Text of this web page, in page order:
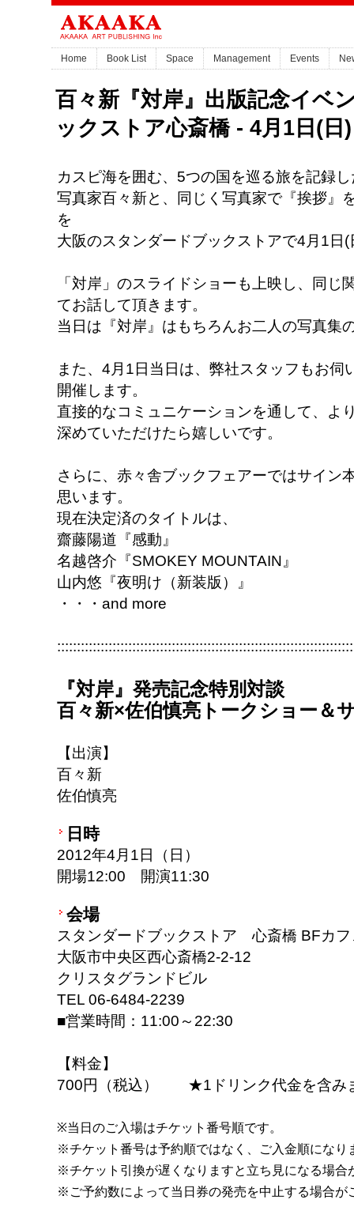
Home Book List Space Management Events
百々新『対岸』出版記念イベ
ックストア心斎橋 - 4月1日(日
カスピ海を囲む、5つの国を巡る旅を記録
写真家百々新と、同じく写真家で『挨拶』
を
大阪のスタンダードブックストアで4月1日
「対岸」のスライドショーも上映し、同じ
てお話して頂きます。
当日は『対岸』はもちろんお二人の写真集
また、4月1日当日は、弊社スタッフもお伺
開催します。
直接的なコミュニケーションを通して、よ
深めていただけたら嬉しいです。
さらに、赤々舎ブックフェアーではサイン
思います。
現在決定済のタイトルは、
齋藤陽道『感動』
名越啓介『SMOKEY MOUNTAIN』
山内悠『夜明け（新装版）』
・・・and more
『対岸』発売記念特別対談
百々新×佐伯慎亮トークショー＆
【出演】
百々新
佐伯慎亮
日時
2012年4月1日（日）
開場12:00 開演11:30
会場
スタンダードブックストア 心斎橋 BFカフ
大阪市中央区西心斎橋2-2-12
クリスタグランドビル
TEL 06-6484-2239
■営業時間：11:00～22:30
【料金】
700円（税込） ★1ドリンク代金を含み
※当日のご入場はチケット番号順です。
※チケット番号は予約順ではなく、ご入金順になり
※チケット引換が遅くなりますと立ち見になる場合
※ご予約数によって当日券の発売を中止する場合が